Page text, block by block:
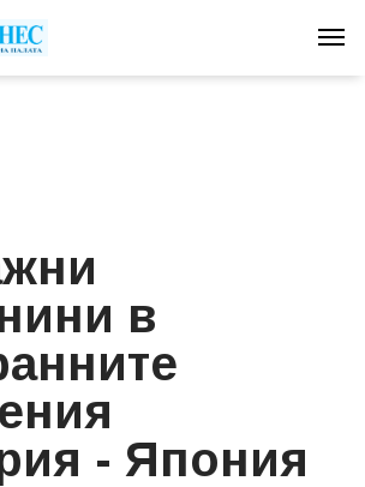
в
- Япония